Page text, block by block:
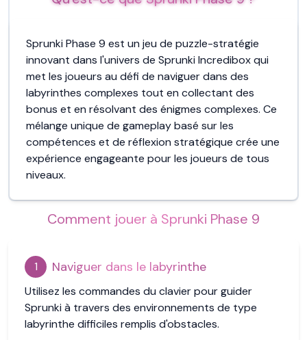
Sprunki Phase 9 est un jeu de puzzle-stratégie
innovant dans l'univers de Sprunki Incredibox qui
met les joueurs au défi de naviguer dans des
labyrinthes complexes tout en collectant des
bonus et en résolvant des énigmes complexes. Ce
mélange unique de gameplay basé sur les
compétences et de réflexion stratégique crée une
expérience engageante pour les joueurs de tous
niveaux.
Comment jouer à Sprunki Phase 9
1 Naviguer dans le labyrinthe
Utilisez les commandes du clavier pour guider
Sprunki à travers des environnements de type
labyrinthe difficiles remplis d'obstacles.